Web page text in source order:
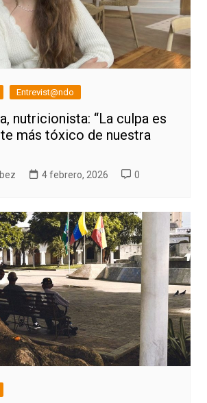
Entrevist@ndo
nutricionista: “La culpa es
más tóxico de nuestra
4 febrero, 2026 0